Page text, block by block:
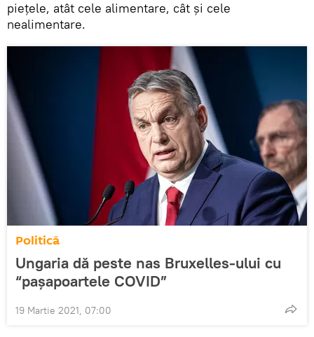
piețele, atât cele alimentare, cât și cele
nealimentare.
Politică
Ungaria dă peste nas Bruxelles-ului cu
“pașapoartele COVID”
19 Martie 2021, 07:00